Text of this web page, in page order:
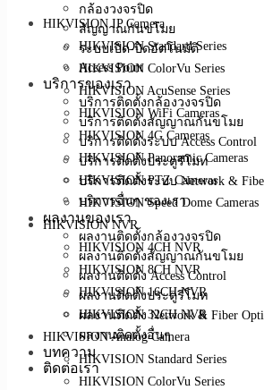
กล้องวงจรปิด
สัญญาณกันขโมย
ระบบเปิด-ปิดอัตโนมัติ
Access Point
บริการของเรา
บริการติดตั้งกล้องวงจรปิด
บริการติดตั้งสัญญาณกันขโมย
บริการติดตั้งระบบ Access Control
บริการติดตั้งประตูรีโมท
บริการติดตั้งระบบ Network &
บริการอื่นๆ ของเรา
ผลงานของเรา
ผลงานติดตั้งกล้องวงจรปิด
ผลงานติดตั้งสัญญาณกันขโมย
ผลงานติดตั้ง Access Control
ผลงานติดตั้งประตูรีโมท
ผลงานติดตั้ง Network & Fiber
ผลงานติดตั้งอื่นๆ
บทความ
ติดต่อเรา
HIKVISION IP Camera
HIKVISION Standard Series
HIKVISION ColorVu Series
HIKVISION AcuSense Series
HIKVISION WiFi Cameras
HIKVISION 4G Cameras
HIKVISION Panoramic Cameras
HIKVISION PTZ Cameras
HIKVISION Speed Dome Cameras
HIKVISION NVR
HIKVISION 4CH NVR
HIKVISION 8CH NVR
HIKVISION 16CH NVR
HIKVISION 32CH NVR
HIKVISION Analog Camera
HIKVISION Standard Series
HIKVISION ColorVu Series